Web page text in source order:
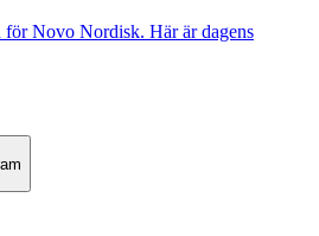
Novo Nordisk. Här är dagens